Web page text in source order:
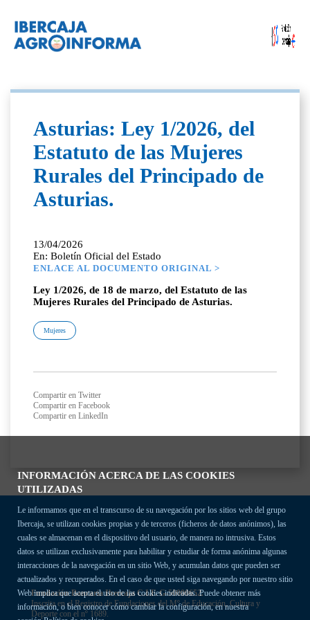
INFORMACIÓN ACERCA DE LAS COOKIES
UTILIZADAS
Le informamos que en el transcurso de su navegación por los sitios web del grupo
Ibercaja, se utilizan cookies propias y de terceros (ficheros de datos anónimos), las
cuales se almacenan en el dispositivo del usuario, de manera no intrusiva. Estos
datos se utilizan exclusivamente para habilitar y estudiar de forma anónima algunas
interacciones de la navegación en un sitio Web, y acumulan datos que pueden ser
actualizados y recuperados. En el caso de que usted siga navegando por nuestro sitio
Web implica que acepta el uso de las cookies indicadas. Puede obtener más
información, o bien conocer cómo cambiar la configuración, en nuestra
Asturias: Ley 1/2026, del
Estatuto de las Mujeres
Rurales del Principado de
Asturias.
13/04/2026
En: Boletín Oficial del Estado
ENLACE AL DOCUMENTO ORIGINAL >
Ley 1/2026, de 18 de marzo, del Estatuto de las
Mujeres Rurales del Principado de Asturias.
Mujeres
Compartir en Twitter
Compartir en Facebook
Compartir en LinkedIn
Fundación Bancaria Ibercaja C.I.F. G-50000652.
Inscrita en el Registro de Fundaciones del Mº de Educación, Cultura y
Deporte con el nº 1689.